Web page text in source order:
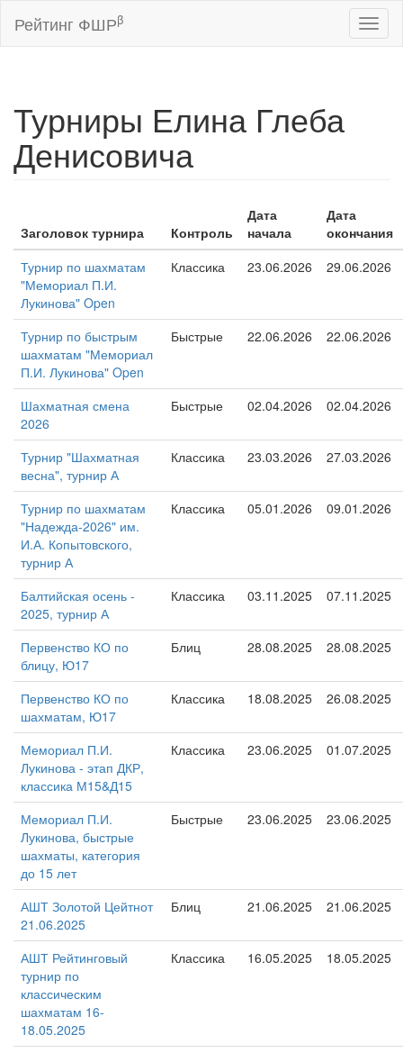
Рейтинг ФШРβ
Турниры Елина Глеба
Денисовича
Заголовок турнира Контроль
Дата
начала
Дата
окончания
Турнир по шахматам
"Мемориал П.И.
Лукинова" Open
Классика 23.06.2026 29.06.2026
Турнир по быстрым
шахматам "Мемориал
П.И. Лукинова" Open
Быстрые 22.06.2026 22.06.2026
Шахматная смена
2026
Быстрые 02.04.2026 02.04.2026
Турнир "Шахматная
весна", турнир А
Классика 23.03.2026 27.03.2026
Турнир по шахматам
"Надежда-2026" им.
И.А. Копытовского,
турнир А
Классика 05.01.2026 09.01.2026
Балтийская осень -
2025, турнир А
Классика 03.11.2025 07.11.2025
Первенство КО по
блицу, Ю17
Блиц 28.08.2025 28.08.2025
Первенство КО по
шахматам, Ю17
Классика 18.08.2025 26.08.2025
Мемориал П.И.
Лукинова - этап ДКР,
классика М15&Д15
Классика 23.06.2025 01.07.2025
Мемориал П.И.
Лукинова, быстрые
шахматы, категория
до 15 лет
Быстрые 23.06.2025 23.06.2025
АШТ Золотой Цейтнот
21.06.2025
Блиц 21.06.2025 21.06.2025
АШТ Рейтинговый
турнир по
классическим
шахматам 16-
18.05.2025
Классика 16.05.2025 18.05.2025